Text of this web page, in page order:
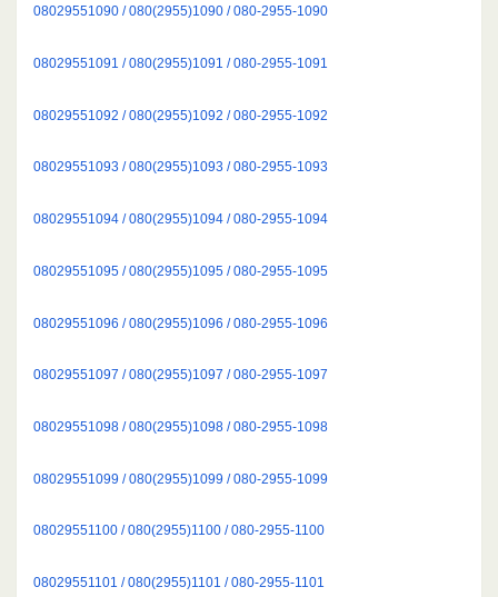
08029551090 / 080(2955)1090 / 080-2955-1090
08029551091 / 080(2955)1091 / 080-2955-1091
08029551092 / 080(2955)1092 / 080-2955-1092
08029551093 / 080(2955)1093 / 080-2955-1093
08029551094 / 080(2955)1094 / 080-2955-1094
08029551095 / 080(2955)1095 / 080-2955-1095
08029551096 / 080(2955)1096 / 080-2955-1096
08029551097 / 080(2955)1097 / 080-2955-1097
08029551098 / 080(2955)1098 / 080-2955-1098
08029551099 / 080(2955)1099 / 080-2955-1099
08029551100 / 080(2955)1100 / 080-2955-1100
08029551101 / 080(2955)1101 / 080-2955-1101